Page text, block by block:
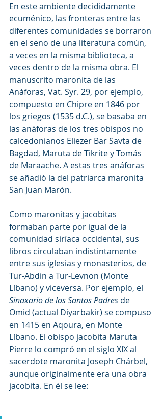
En este ambiente decididamente
ecuménico, las fronteras entre las
diferentes comunidades se borraron
en el seno de una literatura común,
a veces en la misma biblioteca, a
veces dentro de la misma obra. El
manuscrito maronita de las
Anáforas, Vat. Syr. 29, por ejemplo,
compuesto en Chipre en 1846 por
los griegos (1535 d.C.), se basaba en
las anáforas de los tres obispos no
calcedonianos Eliezer Bar Savta de
Bagdad, Maruta de Tikrite y Tomás
de Maraache. A estas tres anáforas
se añadió la del patriarca maronita
San Juan Marón.
Como maronitas y jacobitas
formaban parte por igual de la
comunidad siríaca occidental, sus
libros circulaban indistintamente
entre sus iglesias y monasterios, de
Tur-Abdin a Tur-Levnon (Monte
Líbano) y viceversa. Por ejemplo, el
Sinaxario de los Santos Padres de
Omid (actual Diyarbakir) se compuso
en 1415 en Aqoura, en Monte
Líbano. El obispo jacobita Maruta
Pierre lo compró en el siglo XIX al
sacerdote maronita Joseph Chárbel,
aunque originalmente era una obra
jacobita. En él se lee: